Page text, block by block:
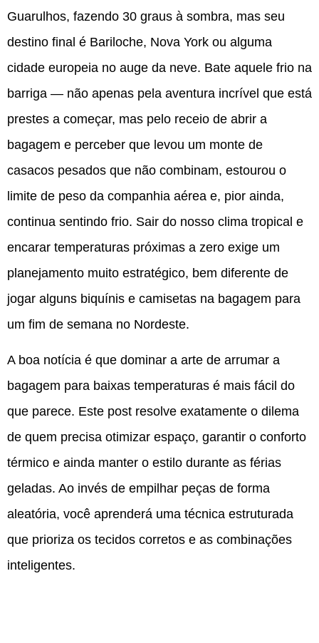
Guarulhos, fazendo 30 graus à sombra, mas seu
destino final é Bariloche, Nova York ou alguma
cidade europeia no auge da neve. Bate aquele frio na
barriga — não apenas pela aventura incrível que está
prestes a começar, mas pelo receio de abrir a
bagagem e perceber que levou um monte de
casacos pesados que não combinam, estourou o
limite de peso da companhia aérea e, pior ainda,
continua sentindo frio. Sair do nosso clima tropical e
encarar temperaturas próximas a zero exige um
planejamento muito estratégico, bem diferente de
jogar alguns biquínis e camisetas na bagagem para
um fim de semana no Nordeste.
A boa notícia é que dominar a arte de arrumar a
bagagem para baixas temperaturas é mais fácil do
que parece. Este post resolve exatamente o dilema
de quem precisa otimizar espaço, garantir o conforto
térmico e ainda manter o estilo durante as férias
geladas. Ao invés de empilhar peças de forma
aleatória, você aprenderá uma técnica estruturada
que prioriza os tecidos corretos e as combinações
inteligentes.